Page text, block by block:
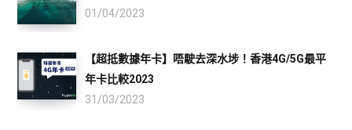
01/04/2023
【超抵數據年卡】唔駛去深水埗！香港4G/5G最平
年卡比較2023
31/03/2023